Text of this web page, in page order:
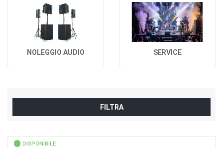
NOLEGGIO AUDIO SERVICE
FILTRA
DISPONIBILE